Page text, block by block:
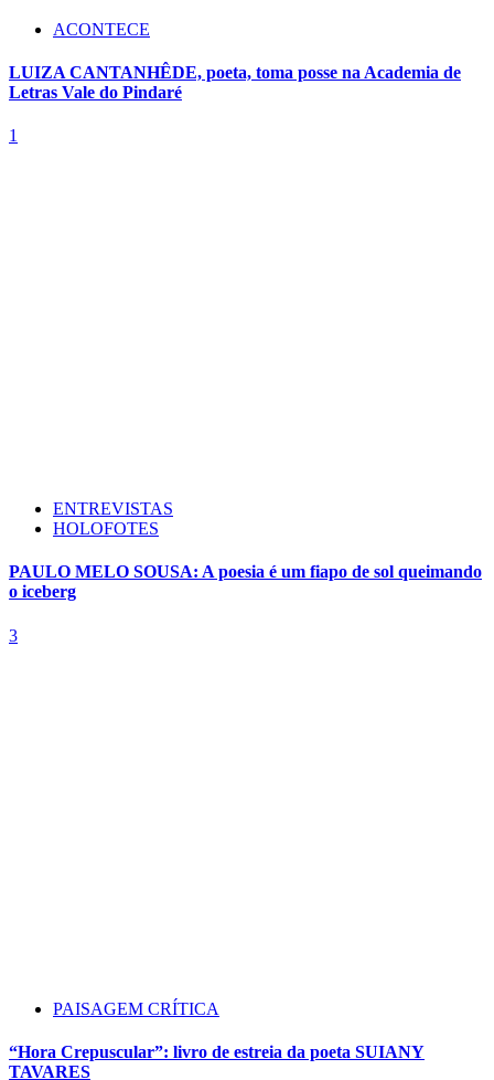
ACONTECE
LUIZA CANTANHÊDE, poeta, toma posse na Academia de
Letras Vale do Pindaré
1
ENTREVISTAS
HOLOFOTES
PAULO MELO SOUSA: A poesia é um fiapo de sol queimando
o iceberg
3
PAISAGEM CRÍTICA
“Hora Crepuscular”: livro de estreia da poeta SUIANY
TAVARES